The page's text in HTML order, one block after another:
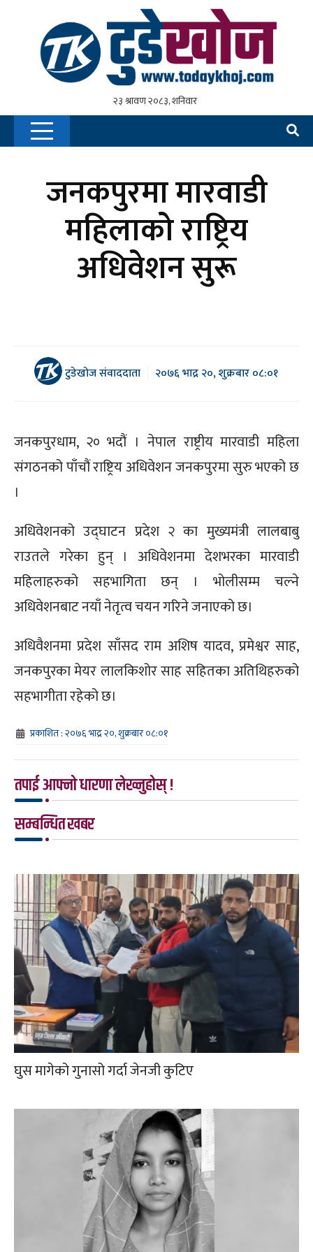
जनकपुरमा मारवाडी
महिलाको राष्ट्रिय
अधिवेशन सुरू
टुडेखोज संवाददाता २०७६ भाद्र २०, शुक्रबार ०८:०१
जनकपुरधाम, २० भदौं । नेपाल राष्ट्रीय मारवाडी महिला
संगठनको पाँचौं राष्ट्रिय अधिवेशन जनकपुरमा सुरु भएको छ
।
अधिवेशनको उद्घाटन प्रदेश २ का मुख्यमंत्री लालबाबु
राउतले गरेका हुन् । अधिवेशनमा देशभरका मारवाडी
महिलाहरुको सहभागिता छन् । भोलीसम्म चल्ने
अधिवेशनबाट नयाँ नेतृत्व चयन गरिने जनाएको छ।
अधिवैशनमा प्रदेश साँसद राम अशिष यादव, प्रमेश्वर साह,
जनकपुरका मेयर लालकिशोर साह सहितका अतिथिहरुको
सहभागीता रहेको छ।
प्रकाशित : २०७६ भाद्र २०, शुक्रबार ०८:०१
तपाई आफ्नो धारणा लेख्नुहोस् !
सम्बन्धित खबर
घुस मागेको गुनासो गर्दा जेनजी कुटिए